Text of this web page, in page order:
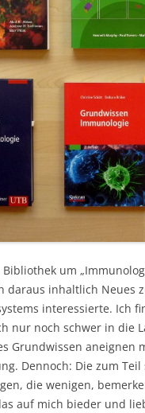
um
daraus inhaltlich Neues
interessierte. Ich
nur noch schwer in die
Grundwissen aneignen
Dennoch: Die zum
die wenigen,
auf mich bieder und